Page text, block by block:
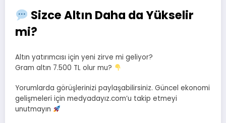
Sizce Altın Daha da Yükselir
mi?
Altın yatırımcısı için yeni zirve mi geliyor?
Gram altın 7.500 TL olur mu?
Yorumlarda görüşlerinizi paylaşabilirsiniz. Güncel ekonomi
gelişmeleri için medyadayız.com’u takip etmeyi
unutmayın